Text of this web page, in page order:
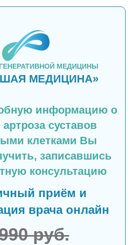
МЕДИЦИНЫ
МЕДИЦИНА»
информацию о
суставов
клетками Вы
записавшись
консультацию
приём и
врача онлайн
руб.